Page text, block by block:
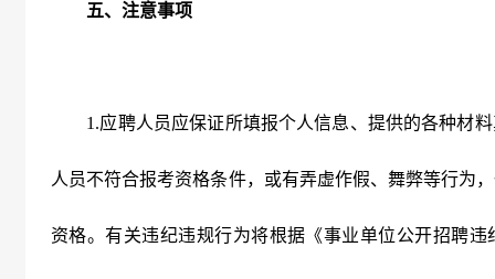
五、注意事项
1.应聘人员应保证所填报个人信息、提供的各种材
人员不符合报考资格条件，或有弄虚作假、舞弊等行为
资格。有关违纪违规行为将根据《事业单位公开招聘